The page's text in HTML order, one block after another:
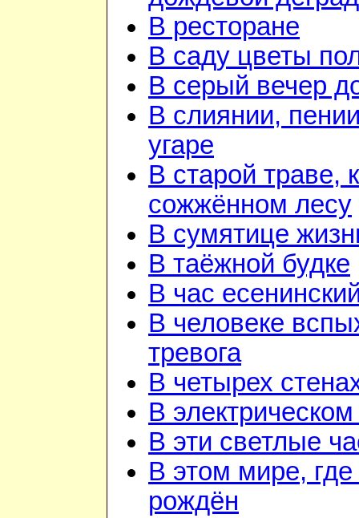
В ресторане
В саду цветы
В серый вечер
В слиянии,
угаре
В старой траве,
сожжённом лесу
В сумятице
В таёжной будке
В час
В человеке
тревога
В четырех
В
В эти светлые
В этом мире,
рождён